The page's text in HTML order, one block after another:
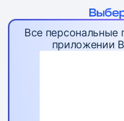
Все персональные
приложении